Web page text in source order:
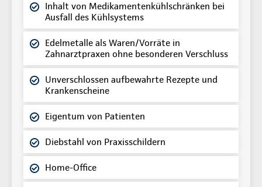
Inhalt von Medikamentenkühlschränken bei
Ausfall des Kühlsystems
Edelmetalle als Waren/Vorräte in
Zahnarztpraxen ohne besonderen Verschluss
Unverschlossen aufbewahrte Rezepte und
Krankenscheine
Eigentum von Patienten
Diebstahl von Praxisschildern
Home-Office